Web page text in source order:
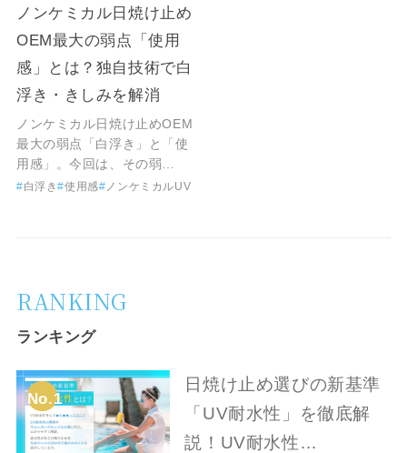
ノンケミカル日焼け止め
OEM最大の弱点「使用
感」とは？独自技術で白
浮き・きしみを解消
ノンケミカル日焼け止めOEM
最大の弱点「白浮き」と「使
用感」。今回は、その弱…
白浮き 使用感 ノンケミカルUV
RANKING
ランキング
No.1
日焼け止め選びの新基準
「UV耐水性」を徹底解
説！UV耐水性…